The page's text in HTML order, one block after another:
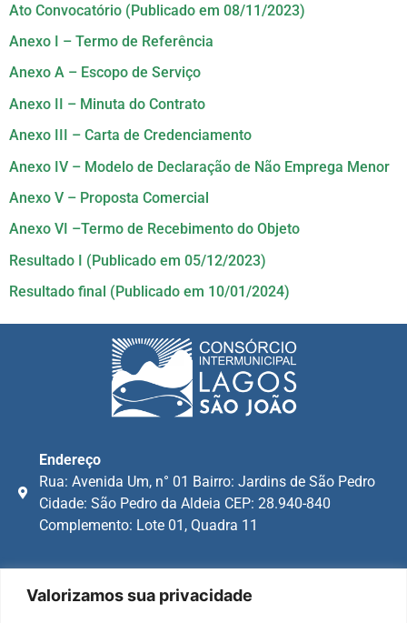
Valorizamos sua privacidade
Ato Convocatório (Publicado em 08/11/2023)
Anexo I – Termo de Referência
Anexo A – Escopo de Serviço
Anexo II – Minuta do Contrato
Anexo III – Carta de Credenciamento
Anexo IV – Modelo de Declaração de Não Emprega Menor
Anexo V – Proposta Comercial
Anexo VI –Termo de Recebimento do Objeto
Resultado I (Publicado em 05/12/2023)
Resultado final (Publicado em 10/01/2024)
Endereço
Rua: Avenida Um, n° 01 Bairro: Jardins de São Pedro
Cidade: São Pedro da Aldeia CEP: 28.940-840
Complemento: Lote 01, Quadra 11
Caixa Postal 113304